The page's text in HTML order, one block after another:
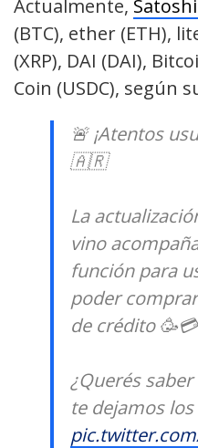
Actualmente,
(BTC), ether (ETH),
(XRP), DAI (DAI),
Coin (USDC), según
🚨 ¡Atentos
🇦🇷
La
vino
función para
poder
de crédito 🥳💳
¿Querés
te dejamos los